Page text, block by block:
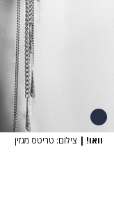
וואו! | צילום: טריטס מגזין